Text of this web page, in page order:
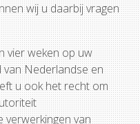
wij u daarbij vragen
vier weken op uw
van Nederlandse en
u ook het recht om
verwerkingen van